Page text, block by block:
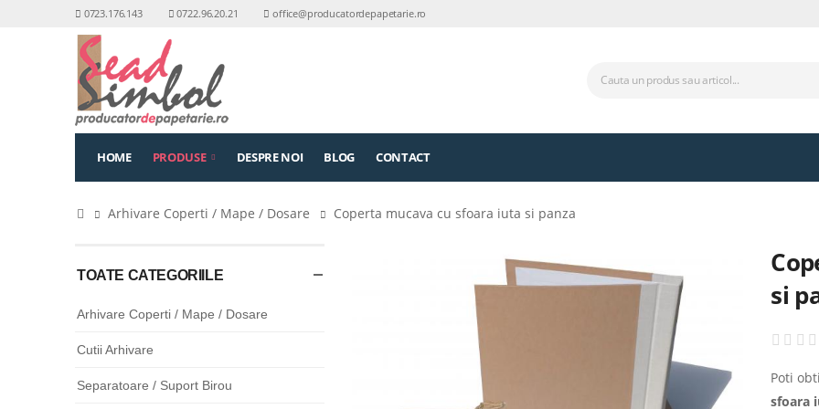
0723.176.143 0722.96.20.21 office@producatordepapetarie.ro
HOME PRODUSE DESPRE NOI BLOG CONTACT
Arhivare Coperti / Mape / Dosare Coperta mucava cu sfoara iuta si panza
TOATE CATEGORIILE
Arhivare Coperti / Mape / Dosare
Cutii Arhivare
Separatoare / Suport Birou
si
Poti
sfoara